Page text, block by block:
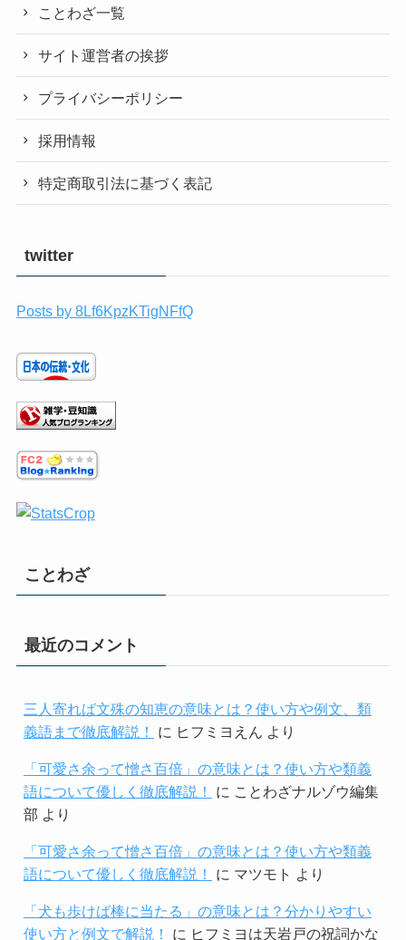
ことわざ一覧
サイト運営者の挨拶
プライバシーポリシー
採用情報
特定商取引法に基づく表記
twitter
Posts by 8Lf6KpzKTigNFfQ
ことわざ
最近のコメント
三人寄れば文殊の知恵の意味とは？使い方や例文、類
義語まで徹底解説！
に ヒフミヨえん より
「可愛さ余って憎さ百倍」の意味とは？使い方や類義
語について優しく徹底解説！
に ことわざナルゾウ編集
部 より
「可愛さ余って憎さ百倍」の意味とは？使い方や類義
語について優しく徹底解説！
に マツモト より
「犬も歩けば棒に当たる」の意味とは？分かりやすい
使い方と例文で解説！
に ヒフミヨは天岩戸の祝詞かな